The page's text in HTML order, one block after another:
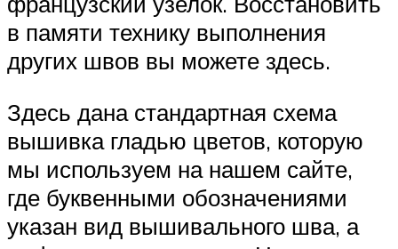
в памяти технику выполнения
других швов вы можете здесь.
Здесь дана стандартная схема
вышивка гладью цветов, которую
мы используем на нашем сайте,
где буквенными обозначениями
указан вид вышивального шва, а